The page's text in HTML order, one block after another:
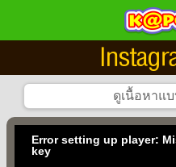
Error setting up player:
key